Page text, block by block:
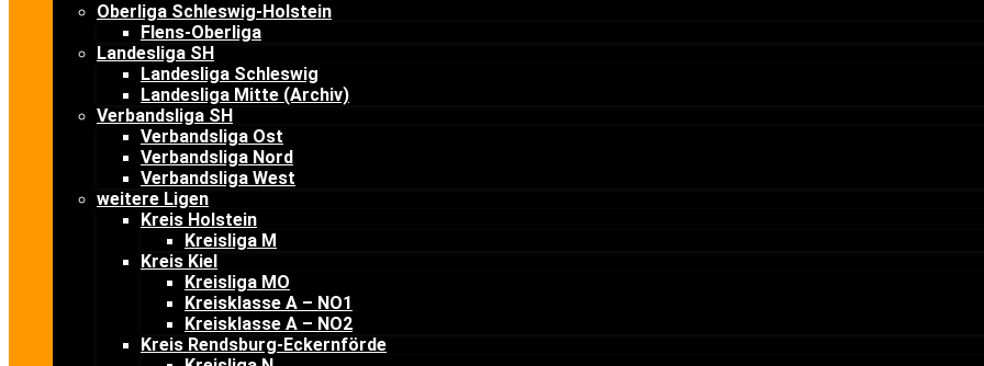
Oberliga Schleswig-Holstein
Flens-Oberliga
Landesliga SH
Landesliga Schleswig
Landesliga Mitte (Archiv)
Verbandsliga SH
Verbandsliga Ost
Verbandsliga Nord
Verbandsliga West
weitere Ligen
Kreis Holstein
Kreisliga M
Kreis Kiel
Kreisliga MO
Kreisklasse A – NO1
Kreisklasse A – NO2
Kreis Rendsburg-Eckernförde